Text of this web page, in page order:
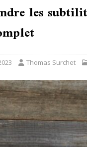
les
Thomas Surchet